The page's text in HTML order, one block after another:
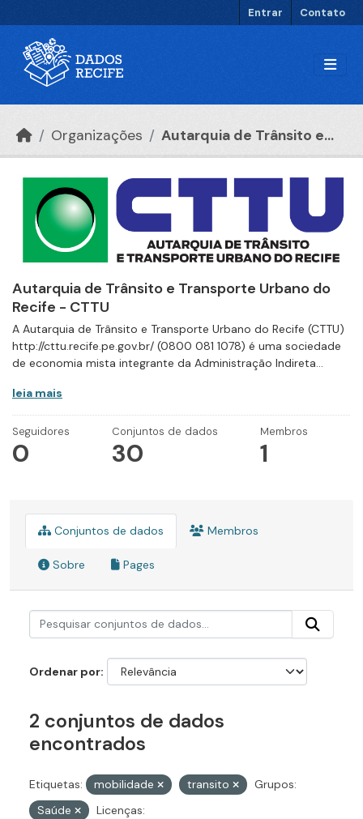
Entrar Contato
Organizações Autarquia de Trânsito e...
Autarquia de Trânsito e Transporte Urbano do
Recife - CTTU
A Autarquia de Trânsito e Transporte Urbano do Recife (CTTU)
http://cttu.recife.pe.gov.br/ (0800 081 1078) é uma sociedade
de economia mista integrante da Administração Indireta...
leia mais
Seguidores
0
Conjuntos de dados
30
Membros
1
Conjuntos de dados Membros
Sobre Pages
Ordenar por
2 conjuntos de dados
encontrados
Etiquetas: mobilidade transito
Grupos:
Saúde
Licenças: